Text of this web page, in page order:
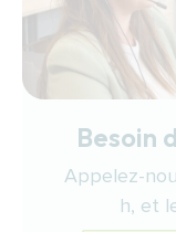
Besoin
Appelez-
h, et